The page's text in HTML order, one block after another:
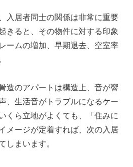
入居者同士の関係は非常に重要
きると、その物件に対する印象
ームの増加、早期退去、空室率
造のアパートは構造上、音が響
、生活音がトラブルになるケー
くら立地がよくても、「住みに
メージが定着すれば、次の入居
しまいます。